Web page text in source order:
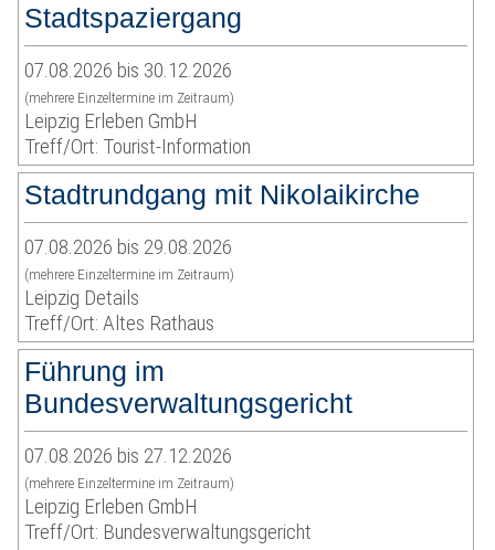
Stadtspaziergang
07.08.2026 bis 30.12.2026
(mehrere Einzeltermine im Zeitraum)
Leipzig Erleben GmbH
Treff/Ort: Tourist-Information
Stadtrundgang mit Nikolaikirche
07.08.2026 bis 29.08.2026
(mehrere Einzeltermine im Zeitraum)
Leipzig Details
Treff/Ort: Altes Rathaus
Führung im
Bundesverwaltungsgericht
07.08.2026 bis 27.12.2026
(mehrere Einzeltermine im Zeitraum)
Leipzig Erleben GmbH
Treff/Ort: Bundesverwaltungsgericht